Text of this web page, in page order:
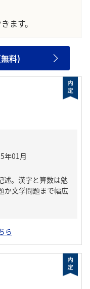
ます。
料)
述。漢字と算数は勉
か文学問題まで幅広
ら